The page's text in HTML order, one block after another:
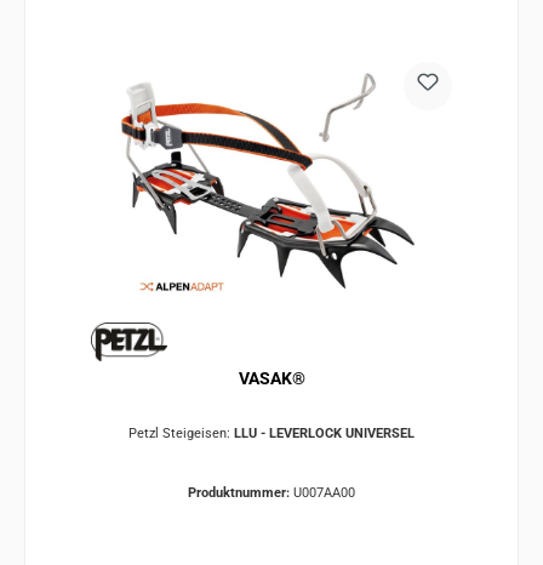
VASAK®
Petzl Steigeisen: LLU - LEVERLOCK UNIVERSEL
Produktnummer: U007AA00